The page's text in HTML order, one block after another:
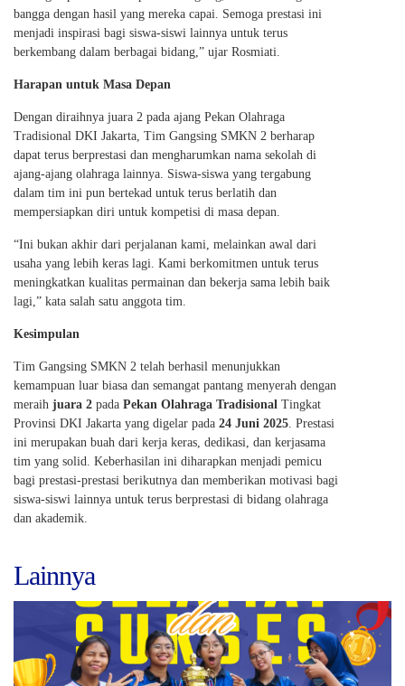
bangga dengan hasil yang mereka capai. Semoga prestasi ini
menjadi inspirasi bagi siswa-siswi lainnya untuk terus
berkembang dalam berbagai bidang,” ujar Rosmiati.
Harapan untuk Masa Depan
Dengan diraihnya juara 2 pada ajang Pekan Olahraga
Tradisional DKI Jakarta, Tim Gangsing SMKN 2 berharap
dapat terus berprestasi dan mengharumkan nama sekolah di
ajang-ajang olahraga lainnya. Siswa-siswa yang tergabung
dalam tim ini pun bertekad untuk terus berlatih dan
mempersiapkan diri untuk kompetisi di masa depan.
“Ini bukan akhir dari perjalanan kami, melainkan awal dari
usaha yang lebih keras lagi. Kami berkomitmen untuk terus
meningkatkan kualitas permainan dan bekerja sama lebih baik
lagi,” kata salah satu anggota tim.
Kesimpulan
Tim Gangsing SMKN 2 telah berhasil menunjukkan
kemampuan luar biasa dan semangat pantang menyerah dengan
meraih juara 2 pada Pekan Olahraga Tradisional Tingkat
Provinsi DKI Jakarta yang digelar pada 24 Juni 2025 . Prestasi
ini merupakan buah dari kerja keras, dedikasi, dan kerjasama
tim yang solid. Keberhasilan ini diharapkan menjadi pemicu
bagi prestasi-prestasi berikutnya dan memberikan motivasi bagi
siswa-siswi lainnya untuk terus berprestasi di bidang olahraga
dan akademik.
Lainnya